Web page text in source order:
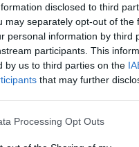
disclosed to third
may separately opt-out of the
personal information by third
participants. This
by us to third parties on the
that may further
Processing Opt Outs
ιστορία μέσα